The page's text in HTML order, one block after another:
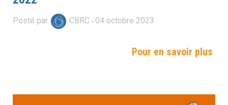
Posté par CBRC 04 octobre 2023
Pour en savoir plus